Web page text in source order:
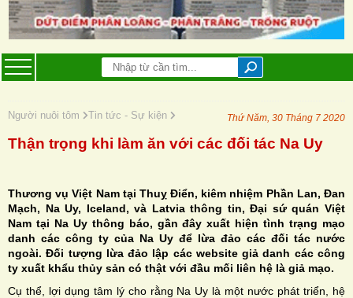
Người nuôi tôm Tin tức - Sự kiện Thứ Năm, 30 Tháng 7 2020
Thận trọng khi làm ăn với các đối tác Na Uy
Thương vụ Việt Nam tại Thuỵ Điển, kiêm nhiệm Phần Lan, Đan
Mạch, Na Uy, Iceland, và Latvia thông tin, Đại sứ quán Việt
Nam tại Na Uy thông báo, gần đây xuất hiện tình trạng mạo
danh các công ty của Na Uy để lừa đảo các đối tác nước
ngoài. Đối tượng lừa đảo lập các website giả danh các công
ty xuất khẩu thủy sản có thật với đầu mối liên hệ là giả mạo.
Cụ thể, lợi dụng tâm lý cho rằng Na Uy là một nước phát triển, hệ